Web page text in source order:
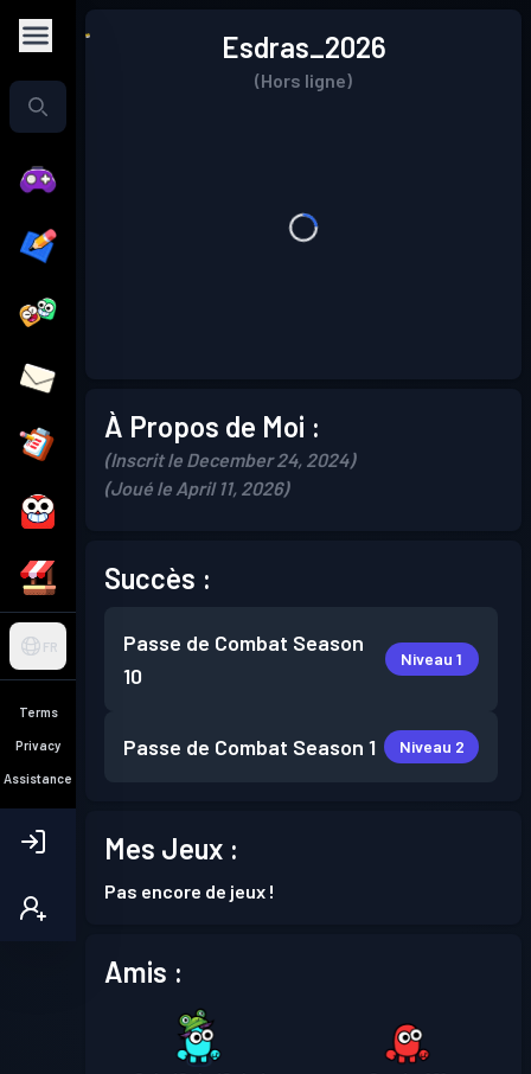
FR
Terms
Privacy
Assistance
Esdras_2026
(Hors ligne)
À Propos de Moi :
(Inscrit le December 24, 2024)
(Joué le April 11, 2026)
Succès :
Passe de Combat Season
10
Niveau 1
Passe de Combat Season 1 Niveau 2
Mes Jeux :
Pas encore de jeux !
Amis :